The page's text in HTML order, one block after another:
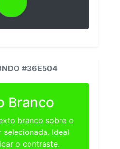
#36E504
Branco
branco sobre o
Ideal
o contraste.